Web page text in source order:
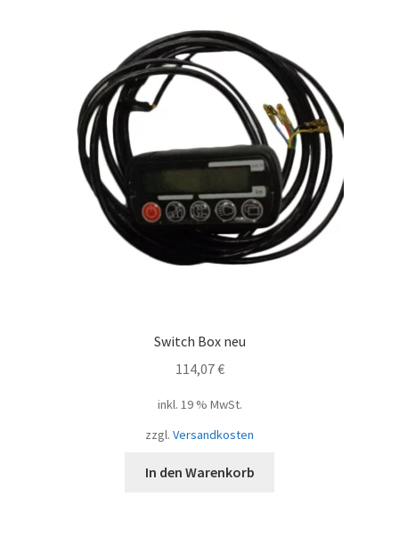
Switch Box neu
114,07€
inkl. 19 % MwSt.
zzgl. Versandkosten
In den Warenkorb